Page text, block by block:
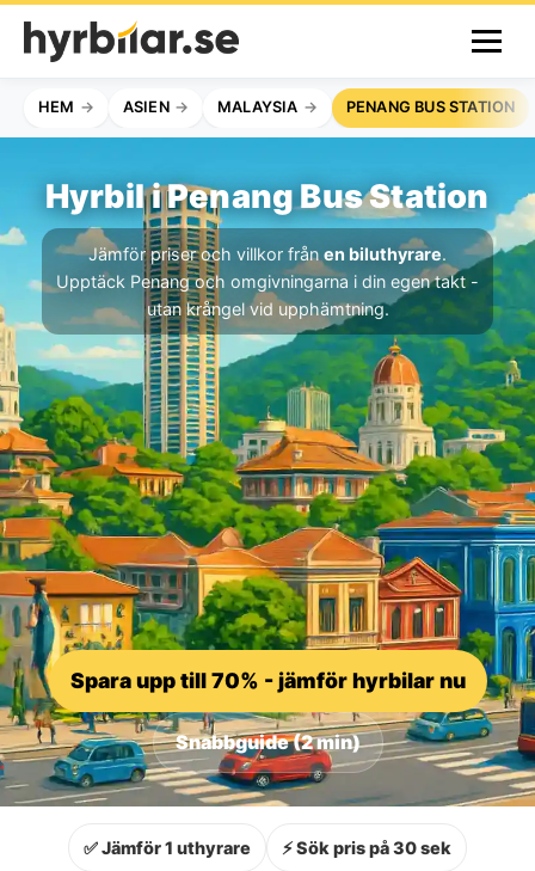
HEM ASIEN MALAYSIA PENANG BUS STATION
Hyrbil i Penang Bus Station
Jämför priser och villkor från en biluthyrare.
Upptäck Penang och omgivningarna i din egen takt -
utan krångel vid upphämtning.
Spara upp till 70% - jämför hyrbilar nu
Snabbguide (2 min)
✅ Jämför 1 uthyrare ⚡ Sök pris på 30 sek